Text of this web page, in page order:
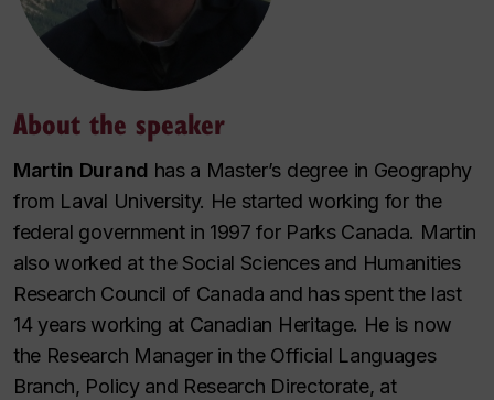
About the speaker
Martin Durand has a Master’s degree in Geography
from Laval University. He started working for the
federal government in 1997 for Parks Canada. Martin
also worked at the Social Sciences and Humanities
Research Council of Canada and has spent the last
14 years working at Canadian Heritage. He is now
the Research Manager in the Official Languages
Branch, Policy and Research Directorate, at